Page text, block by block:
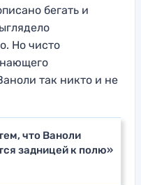
бегать и
Но чисто
так никто и не
что Ваноли
задницей к полю»